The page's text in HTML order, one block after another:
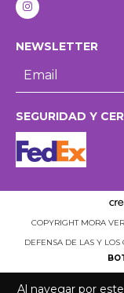
Al navegar por
NEWSLETTER
SEGURIDAD Y
COPYRIGHT MORA
DEFENSA DE LAS Y LOS